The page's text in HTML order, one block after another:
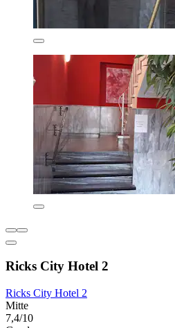
Ricks City Hotel 2
Ricks City Hotel 2
Mitte
7,4/10